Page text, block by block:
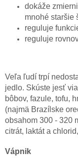
dokáže
mnohé staršie
reguluje
reguluje
Veľa ľudí trpí
jedlo. Skúste jesť
bôbov, fazule, tofu,
(najmä Brazílske
obsahom 300 - 320
citrát, laktát a
Vápnik